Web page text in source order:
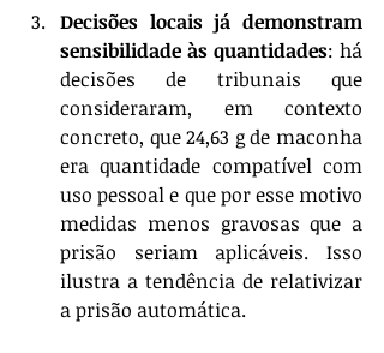
Decisões locais já demonstram
sensibilidade às quantidades: há
decisões de tribunais que
consideraram, em contexto
concreto, que 24,63 g de maconha
era quantidade compatível com
uso pessoal e que por esse motivo
medidas menos gravosas que a
prisão seriam aplicáveis. Isso
ilustra a tendência de relativizar
a prisão automática.